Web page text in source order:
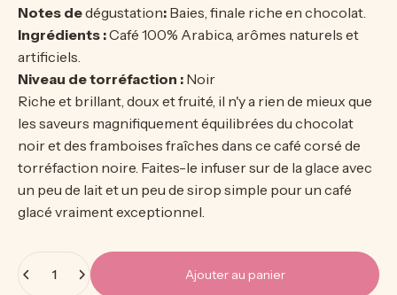
Notes dedégustation: Baies, finale riche en chocolat.
Ingrédients :Café 100% Arabica, arômes naturels et
artificiels.
Niveau de torréfaction : Noir
Riche et brillant, doux et fruité, il n'y a rien de mieux que
les saveurs magnifiquement équilibrées du chocolat
noir et des framboises fraîches dans ce café corsé de
torréfaction noire. Faites-le infuser sur de la glace avec
un peu de lait et un peu de sirop simple pour un café
glacé vraiment exceptionnel.
Ajouter au panier